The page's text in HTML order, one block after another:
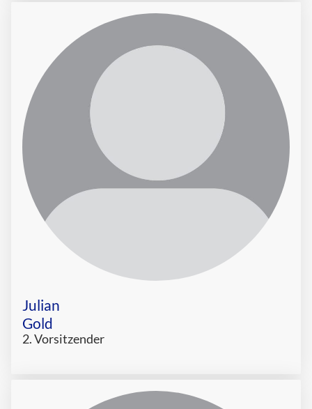
Julian
Gold
2. Vorsitzender